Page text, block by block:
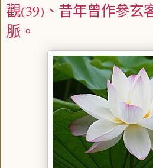
觀(39)、昔年曾作參玄
脈。